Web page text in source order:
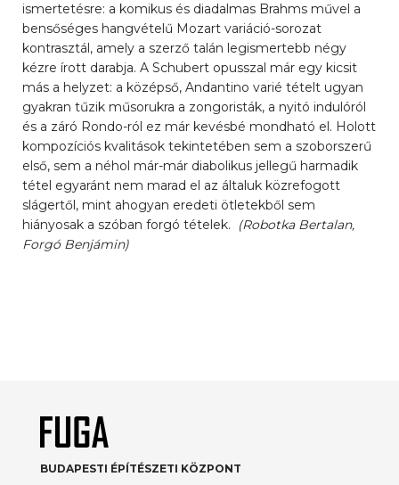
ismertetésre: a komikus és diadalmas Brahms művel a
bensőséges hangvételű Mozart variáció-sorozat
kontrasztál, amely a szerző talán legismertebb négy
kézre írott darabja. A Schubert opusszal már egy kicsit
más a helyzet: a középső, Andantino varié tételt ugyan
gyakran tűzik műsorukra a zongoristák, a nyitó indulóról
és a záró Rondo-ról ez már kevésbé mondható el. Holott
kompozíciós kvalitások tekintetében sem a szoborszerű
első, sem a néhol már-már diabolikus jellegű harmadik
tétel egyaránt nem marad el az általuk közrefogott
slágertől, mint ahogyan eredeti ötletekből sem
hiányosak a szóban forgó tételek.
(Robotka Bertalan,
Forgó Benjámin)
BUDAPESTI ÉPÍTÉSZETI KÖZPONT